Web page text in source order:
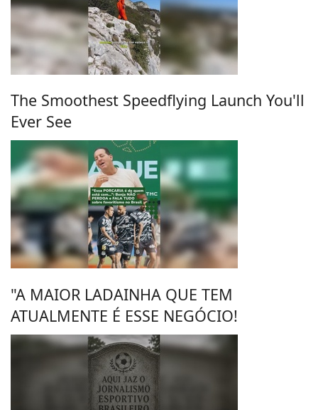
The Smoothest Speedflying Launch You'll
Ever See
"A MAIOR LADAINHA QUE TEM
ATUALMENTE É ESSE NEGÓCIO!